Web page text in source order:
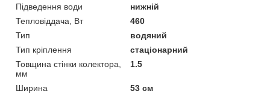
Підведення води
нижній
Тепловіддача, Вт
460
Тип
водяний
Тип кріплення
стаціонарний
Товщина стінки колектора,
мм
1.5
Ширина 53 см